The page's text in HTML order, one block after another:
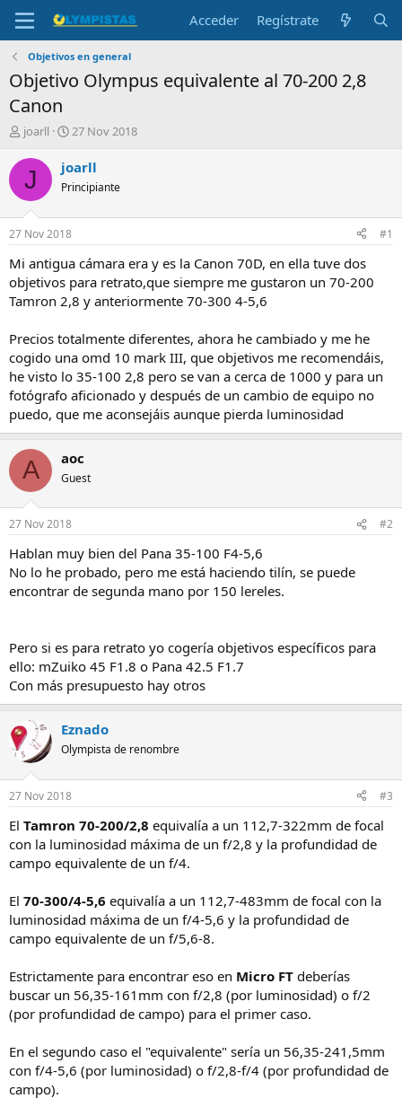
Acceder Regístrate
Objetivos en general
Objetivo Olympus equivalente al 70-200 2,8
Canon
I
i
a
d
o
r
d
e
l
e
m
a
joarll
F
c
h
a
i
n
c
i
27 Nov 2018
J joarll
Principiante
27 Nov 2018 #1
Mi antigua cámara era y es la Canon 70D, en ella tuve dos
objetivos para retrato,que siempre me gustaron un 70-200
Tamron 2,8 y anteriormente 70-300 4-5,6
Precios totalmente diferentes, ahora he cambiado y me he
cogido una omd 10 mark III, que objetivos me recomendáis,
he visto lo 35-100 2,8 pero se van a cerca de 1000 y para un
fotógrafo aficionado y después de un cambio de equipo no
puedo, que me aconsejáis aunque pierda luminosidad
A aoc
Guest
27 Nov 2018 #2
Hablan muy bien del Pana 35-100 F4-5,6
No lo he probado, pero me está haciendo tilín, se puede
encontrar de segunda mano por 150 lereles.
Pero si es para retrato yo cogería objetivos específicos para
ello: mZuiko 45 F1.8 o Pana 42.5 F1.7
Con más presupuesto hay otros
Eznado
Olympista de renombre
27 Nov 2018 #3
El Tamron 70-200/2,8 equivalía a un 112,7-322mm de focal
con la luminosidad máxima de un f/2,8 y la profundidad de
campo equivalente de un f/4.
El 70-300/4-5,6 equivalía a un 112,7-483mm de focal con la
luminosidad máxima de un f/4-5,6 y la profundidad de
campo equivalente de un f/5,6-8.
Estrictamente para encontrar eso en Micro FT deberías
buscar un 56,35-161mm con f/2,8 (por luminosidad) o f/2
(por profundidad de campo) para el primer caso.
En el segundo caso el "equivalente" sería un 56,35-241,5mm
con f/4-5,6 (por luminosidad) o f/2,8-f/4 (por profundidad de
campo).